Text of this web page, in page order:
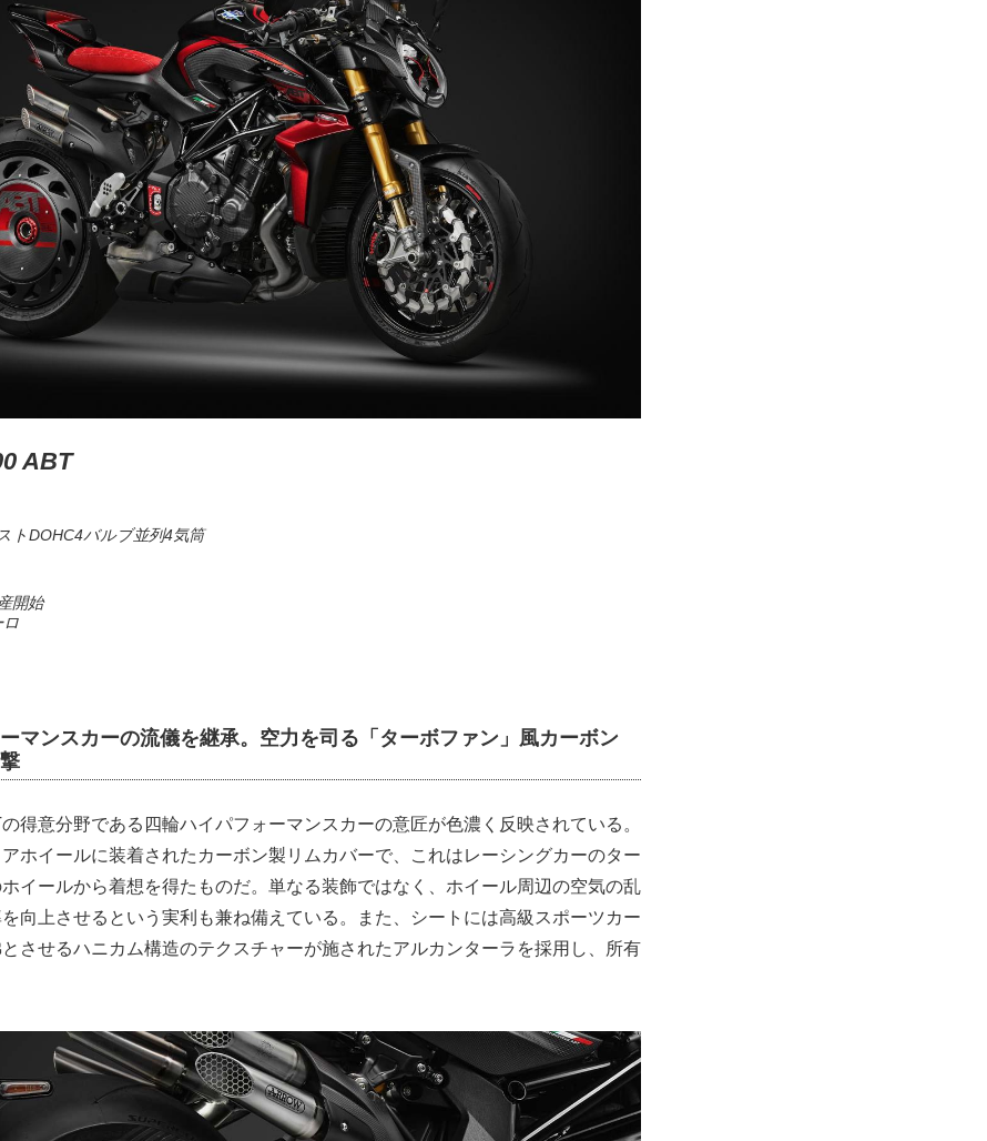
ABT
トDOHC4バルブ並列4気筒
開始
ロ
マンスカーの流儀を継承。空力を司る「ターボファン」風カーボン
得意分野である四輪ハイパフォーマンスカーの意匠が色濃く反映されている。
ホイールに装着されたカーボン製リムカバーで、これはレーシングカーのター
イールから着想を得たものだ。単なる装飾ではなく、ホイール周辺の空気の乱
向上させるという実利も兼ね備えている。また、シートには高級スポーツカー
させるハニカム構造のテクスチャーが施されたアルカンターラを採用し、所有